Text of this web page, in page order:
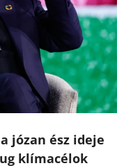
józan ész ideje
klímacélok